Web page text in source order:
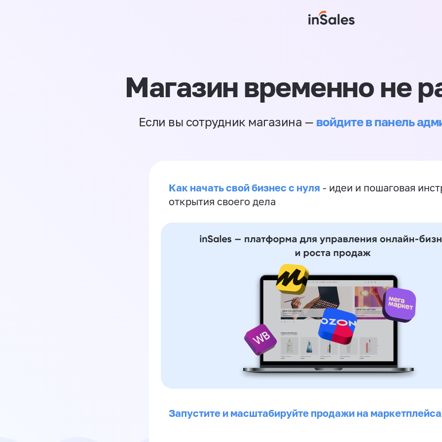
Магазин временно не
Если вы сотрудник магазина — войдите в панель
Как начать свой бизнес с нуля - идеи и пошаговая
открытия своего дела
Запустите и масштабируйте продажи на